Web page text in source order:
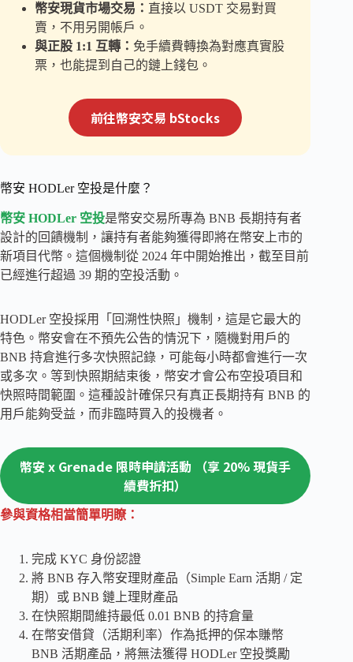
幣安現貨市場交易： 直接以 USDT 交易對買
賣，不用另開帳戶。
與正股 1:1 互轉： 免手續費轉換為對應真實股
票，也能提到自己的鏈上錢包。
前往幣安交易 bStocks
幣安 HODLer 空投是什麼？
幣安 HODLer 空投是幣安交易所專為 BNB 長期持有者
設計的回饋機制，讓持有者能夠獲得即將在幣安上市的
新項目代幣。這個機制從 2024 年中開始推出，截至目前
已經進行超過 39 期的空投活動。
HODLer 空投採用「回溯性快照」機制，這是它最大的
特色。幣安會在不預先公告的情況下，隨機對用戶的
BNB 持倉進行多次快照記錄，可能每小時都會進行一次
或多次。等到快照期結束後，幣安才會公布空投項目和
快照時間範圍。這種設計確保只有真正長期持有 BNB 的
用戶能夠受益，而非臨時買入的投機者。
幣安 x Grenade 限時申請活動 （享 20% 現貨手
續費折扣）
參與資格相當簡單明瞭：
完成 KYC 身份認證
將 BNB 存入幣安理財產品（Simple Earn 活期 / 定
期）或 BNB 鏈上理財產品
在快照期間維持最低 0.01 BNB 的持倉量
在幣安借貸（活期利率）作為抵押的保本賺幣
BNB 活期產品，將無法獲得 HODLer 空投獎勵